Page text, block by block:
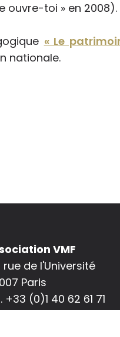
ouvre-toi » en 2008).
« Le
nationale.
VMF
rue de l'Université
Paris
+33 (0)1 40 62 61 71